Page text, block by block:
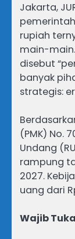
Jakarta,
rupiah
main-
disebut
banyak
strategis:
(PMK) No.
Undang
rampung
2027.
uang dari
Wajib